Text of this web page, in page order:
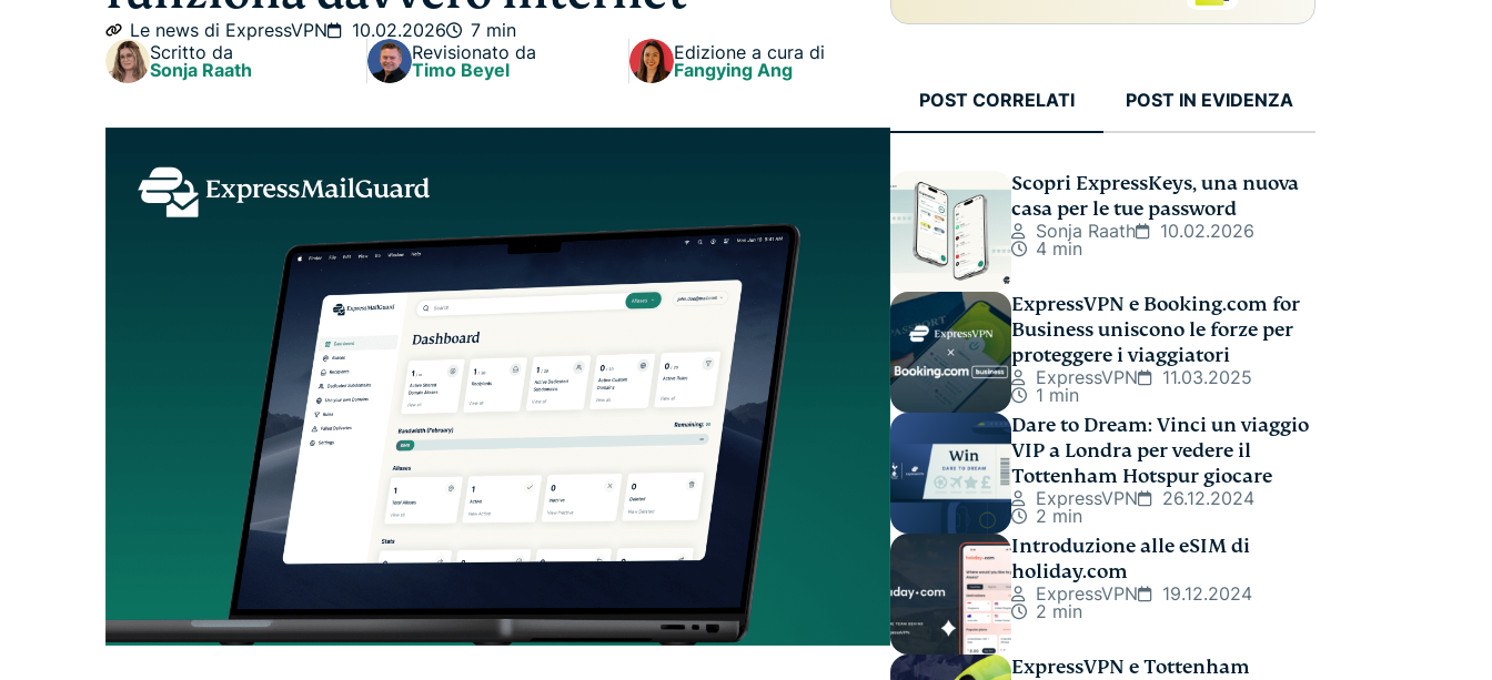
privacy.
Identity
dell'identità,
monitoraggio
e la
dati
Le news di ExpressVPN 10.02.2026
7 min
Scritto da
Sonja Raath
Revisionato da
Timo Beyel
Edizione a cura di
Fangying Ang
POST CORRELATI POST IN EVIDENZA
Scopri ExpressKeys, una nuova
casa per le tue password
Sonja Raath
10.02.2026
4 min
ExpressVPN e Booking.com for
Business uniscono le forze per
proteggere i viaggiatori
ExpressVPN
11.03.2025
1 min
Dare to Dream: Vinci un viaggio
VIP a Londra per vedere il
Tottenham Hotspur giocare
ExpressVPN
26.12.2024
2 min
Introduzione alle eSIM di
holiday.com
ExpressVPN
19.12.2024
2 min
ExpressVPN e Tottenham